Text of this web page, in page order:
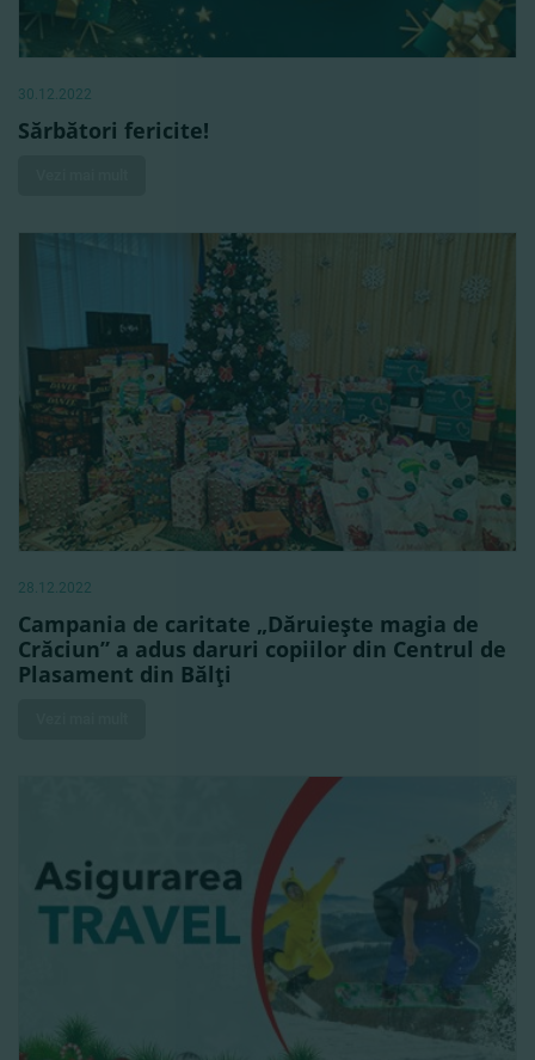
30.12.2022
Sărbători fericite!
28.12.2022
Campania de caritate „Dăruieşte magia de
Crăciun” a adus daruri copiilor din Centrul de
Plasament din Bălţi